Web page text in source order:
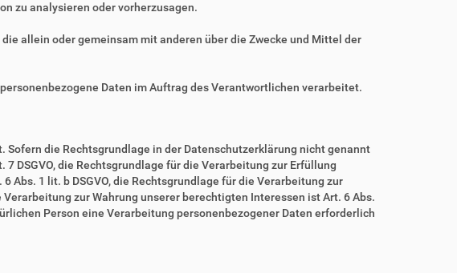
zu analysieren oder vorherzusagen.
allein oder gemeinsam mit anderen über die Zwecke und Mittel der
Daten im Auftrag des Verantwortlichen verarbeitet.
Sofern die Rechtsgrundlage in der Datenschutzerklärung nicht genannt
DSGVO, die Rechtsgrundlage für die Verarbeitung zur Erfüllung
1 lit. b DSGVO, die Rechtsgrundlage für die Verarbeitung zur
zur Wahrung unserer berechtigten Interessen ist Art. 6 Abs.
Person eine Verarbeitung personenbezogener Daten erforderlich